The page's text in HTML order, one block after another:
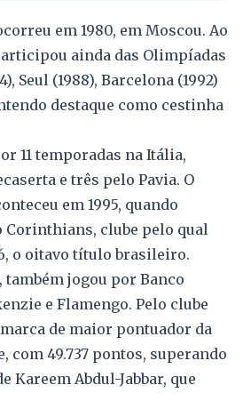
em 1980, em Moscou. Ao
ainda das Olimpíadas
Seul (1988), Barcelona (1992)
destaque como cestinha
11 temporadas na Itália,
e três pelo Pavia. O
em 1995, quando
Corinthians, clube pelo qual
o oitavo título brasileiro.
também jogou por Banco
e Flamengo. Pelo clube
de maior pontuador da
com 49.737 pontos, superando
Kareem Abdul-Jabbar, que